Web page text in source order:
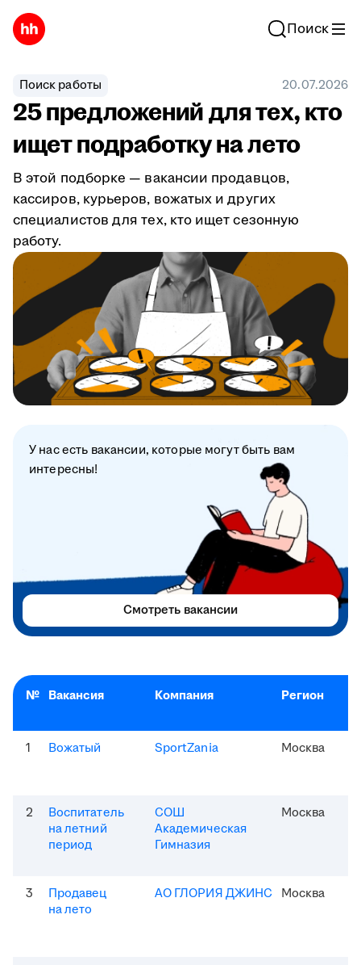
Поиск
Поиск работы 20.07.2026
25 предложений для тех, кто
ищет подработку на лето
В этой подборке — вакансии продавцов,
кассиров, курьеров, вожатых и других
специалистов для тех, кто ищет сезонную
работу.
№ Вакансия Компания Регион
1 Вожатый SportZania Москва
2
Воспитатель
на летний
период
СОШ
Академическая
Гимназия
Москва
3
Продавец
на лето
АО ГЛОРИЯ ДЖИНС Москва
У нас есть вакансии, которые могут быть вам
интересны!
Смотреть вакансии